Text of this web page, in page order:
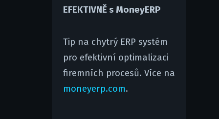
EFEKTIVNĚ s MoneyERP
Tip na chytrý ERP systém
pro efektivní optimalizaci
firemních procesů. Více na
moneyerp.com.